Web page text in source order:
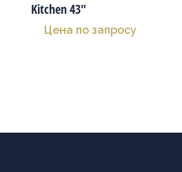
Kitchen 43″
Цена по запросу